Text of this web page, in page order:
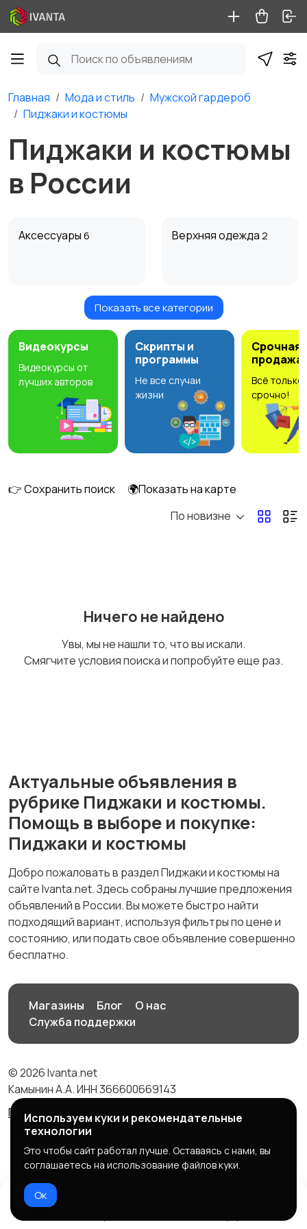
Главная Мода и стиль
Мужской гардероб
Пиджаки и костюмы
Пиджаки и костюмы
в России
Аксессуары 6 Верхняя одежда 2
Головные уборы Домашняя одежда
Нижнее белье
Другое6
Показать все категории
Видеокурсы
Видеокурсы от
лучших авторов
Скрипты и
программы
Не все случаи
жизни
Срочная
продажа
Всё только
срочно!
👉 Сохранить поиск
🌍Показать на карте
По новизне
Ничего не найдено
Увы, мы не нашли то, что вы искали.
Смягчите условия поиска и попробуйте еще раз.
Актуальные объявления в
рубрике Пиджаки и костюмы.
Помощь в выборе и покупке:
Пиджаки и костюмы
Добро пожаловать в раздел Пиджаки и костюмы на
сайте Ivanta.net. Здесь собраны лучшие предложения
объявлений в России. Вы можете быстро найти
подходящий вариант, используя фильтры по цене и
состоянию, или подать свое объявление совершенно
бесплатно.
Магазины Блог
О нас
Служба поддержки
© 2026 Ivanta.net
Камынин А.А. ИНН 366600669143
Правила сервиса
Политика конфиденциальности
Используем куки и рекомендательные
технологии
Это чтобы сайт работал лучше. Оставаясь с нами, вы
соглашаетесь на использование файлов куки.
Ок